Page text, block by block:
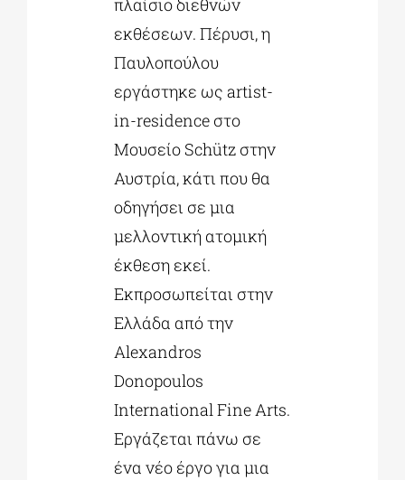
πλαίσιο διεθνών
εκθέσεων. Πέρυσι, η
Παυλοπούλου
εργάστηκε ως artist-
in-residence στο
Μουσείο Schütz στην
Αυστρία, κάτι που θα
οδηγήσει σε μια
μελλοντική ατομική
έκθεση εκεί.
Εκπροσωπείται στην
Ελλάδα από την
Alexandros
Donopoulos
International Fine Arts.
Εργάζεται πάνω σε
ένα νέο έργο για μια